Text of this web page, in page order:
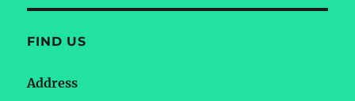
FIND US
Address